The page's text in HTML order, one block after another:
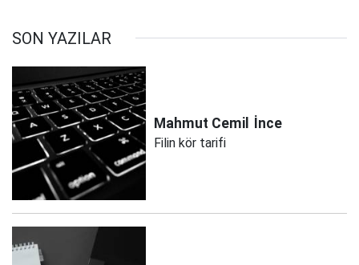
SON YAZILAR
Mahmut Cemil İnce
Filin kör tarifi